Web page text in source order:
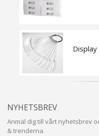
Display
NYHETSBREV
Anmäl dig till vårt nyhetsbrev
& trenderna.